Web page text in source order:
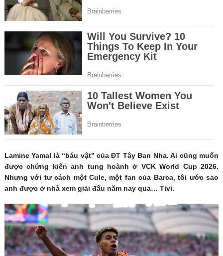
Lamine Yamal là “báu vật” của ĐT Tây Ban Nha. Ai cũng muốn
được chứng kiến anh tung hoành ở VCK World Cup 2026.
Nhưng với tư cách một Cule, một fan của Barca, tôi ước sao
anh được ở nhà xem giải đấu năm nay qua… Tivi.